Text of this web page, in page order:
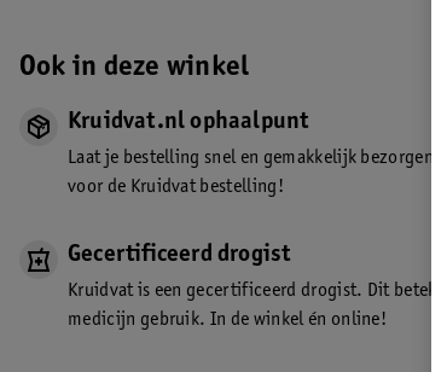
Ook in deze winkel
Kruidvat.nl ophaalpunt
Laat je bestelling snel en gemakkelijk bezorgen
voor de Kruidvat bestelling!
Gecertificeerd drogist
Kruidvat is een gecertificeerd drogist. Dit
medicijn gebruik. In de winkel én online!